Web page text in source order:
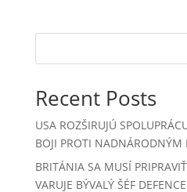
Recent Posts
USA ROZŠIRUJÚ
BOJI PROTI NADNÁRODNÝM
BRITÁNIA SA MUSÍ
VARUJE BÝVALÝ ŠÉF